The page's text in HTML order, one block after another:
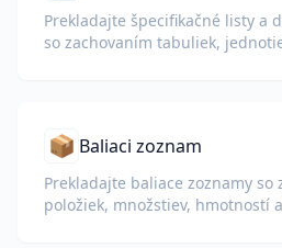
Prekladajte špecifikačné listy a
so zachovaním tabuliek,
📦 Baliaci zoznam
Prekladajte baliace zoznamy so
položiek, množstiev, hmotností